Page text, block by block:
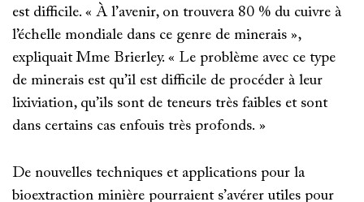
est difficile. « À l’avenir, on trouvera 80 % du cuivre à
l’échelle mondiale dans ce genre de minerais »,
expliquait Mme Brierley. « Le problème avec ce type
de minerais est qu’il est difficile de procéder à leur
lixiviation, qu’ils sont de teneurs très faibles et sont
dans certains cas enfouis très profonds. »
De nouvelles techniques et applications pour la
bioextraction minière pourraient s’avérer utiles pour